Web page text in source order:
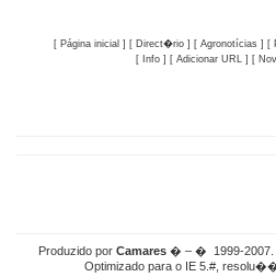
[ Página inicial ] [ Direct�rio ] [ Agronotícias ] [
[ Info ] [ Adicionar URL ] [
Produzido por Camares � – � 1999-2007.
Optimizado para o IE 5.#,